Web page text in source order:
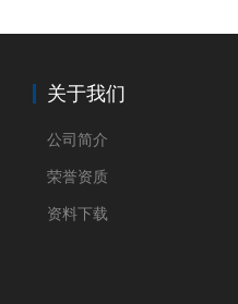
关于我们
公司简介
荣誉资质
资料下载